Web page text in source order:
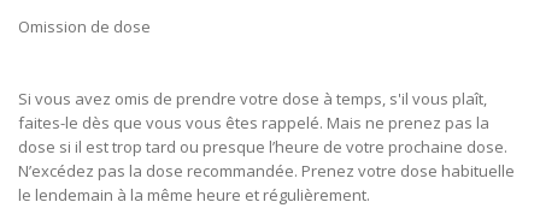
Omission de dose
Si vous avez omis de prendre votre dose à temps, s'il vous plaît,
faites-le dès que vous vous êtes rappelé. Mais ne prenez pas la
dose si il est trop tard ou presque l’heure de votre prochaine dose.
N’excédez pas la dose recommandée. Prenez votre dose habituelle
le lendemain à la même heure et régulièrement.